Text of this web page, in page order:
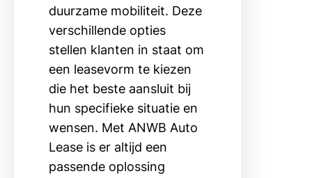
duurzame mobiliteit. Deze
verschillende opties
stellen klanten in staat om
een leasevorm te kiezen
die het beste aansluit bij
hun specifieke situatie en
wensen. Met ANWB Auto
Lease is er altijd een
passende oplossing